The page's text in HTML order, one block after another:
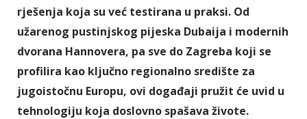
rješenja koja su već testirana u praksi. Od
užarenog pustinjskog pijeska Dubaija i modernih
dvorana Hannovera, pa sve do Zagreba koji se
profilira kao ključno regionalno središte za
jugoistočnu Europu, ovi događaji pružit će uvid u
tehnologiju koja doslovno spašava živote.